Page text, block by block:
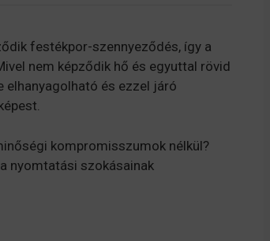
festékpor-szennyeződés, így a
nem képződik hő és egyuttal rövid
elhanyagolható és ezzel járó
kompromisszumok nélkül?
nyomtatási szokásainak